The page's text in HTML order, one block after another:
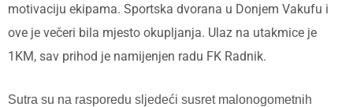
motivaciju ekipama. Sportska dvorana u Donjem Vakufu i
ove je večeri bila mjesto okupljanja. Ulaz na utakmice je
1KM, sav prihod je namijenjen radu FK Radnik.
Sutra su na rasporedu sljedeći susret malonogometnih